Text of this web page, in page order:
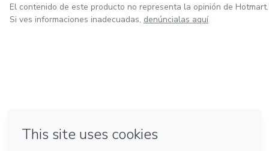
El contenido de este producto no representa la opinión de Hotmart.
Si ves informaciones inadecuadas, denúncialas aquí
Hecho con❤ en Ciudad de México